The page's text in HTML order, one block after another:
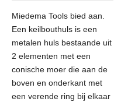
Miedema Tools bied aan.
Een keilbouthuls is een
metalen huls bestaande uit
2 elementen met een
conische moer die aan de
boven en onderkant met
een verende ring bij elkaar